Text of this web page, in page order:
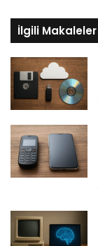
İlgili Makaleler